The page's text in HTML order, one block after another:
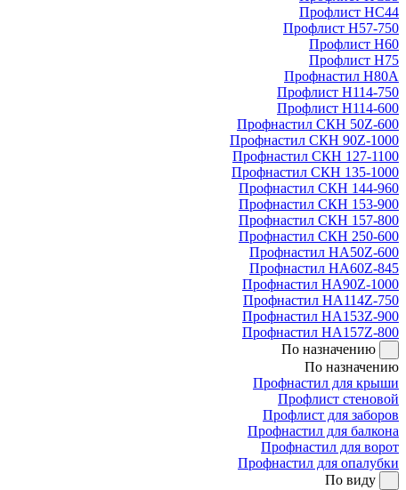
Профлист НС44
Профлист Н57-750
Профлист Н60
Профлист Н75
Профнастил Н80А
Профлист Н114-750
Профлист Н114-600
Профнастил СКН 50Z-600
Профнастил СКН 90Z-1000
Профнастил СКН 127-1100
Профнастил СКН 135-1000
Профнастил СКН 144-960
Профнастил СКН 153-900
Профнастил СКН 157-800
Профнастил СКН 250-600
Профнастил НА50Z-600
Профнастил НА60Z-845
Профнастил НА90Z-1000
Профнастил НА114Z-750
Профнастил НА153Z-900
Профнастил НА157Z-800
По назначению
По назначению
Профнастил для крыши
Профлист стеновой
Профлист для заборов
Профнастил для балкона
Профнастил для ворот
Профнастил для опалубки
По виду